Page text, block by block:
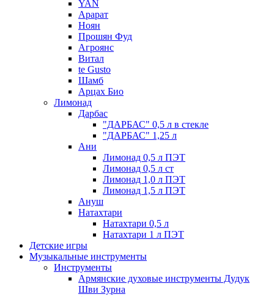
YAN
Арарат
Ноян
Прошян Фуд
Агроянс
Витал
te Gusto
Шамб
Арцах Био
Лимонад
Дарбас
"ДАРБАС" 0,5 л в стекле
"ДАРБАС" 1,25 л
Ани
Лимонад 0,5 л ПЭТ
Лимонад 0,5 л ст
Лимонад 1,0 л ПЭТ
Лимонад 1,5 л ПЭТ
Ануш
Натахтари
Натахтари 0,5 л
Натахтари 1 л ПЭТ
Детские игры
Музыкальные инструменты
Инструменты
Армянские духовые инструменты Дудук
Шви Зурна